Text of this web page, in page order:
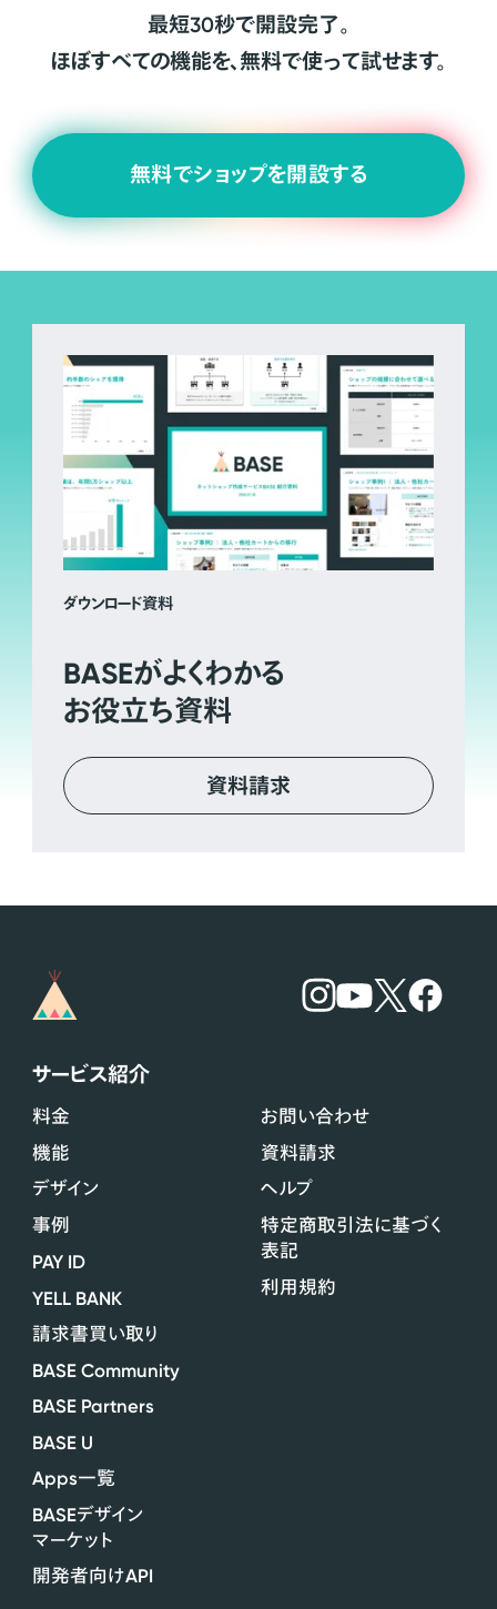
最短30秒で開設完了。
ほぼすべての機能を、無料で使って試せます。
無料でショップを開設する
ダウンロード資料
BASEがよくわかる
お役立ち資料
資料請求
サービス紹介
料金
機能
デザイン
事例
PAY ID
YELL BANK
請求書買い取り
BASE Community
BASE Partners
BASE U
Apps一覧
BASEデザイン
マーケット
開発者向けAPI
お問い合わせ
資料請求
ヘルプ
特定商取引法に基づく
表記
利用規約